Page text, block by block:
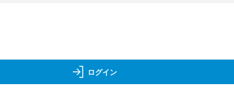
ログイン